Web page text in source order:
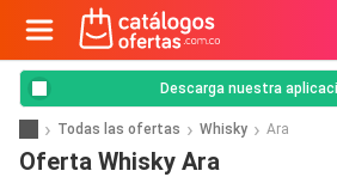
Descarga nuestra
Todas las ofertas Whisky Ara
Oferta Whisky Ara